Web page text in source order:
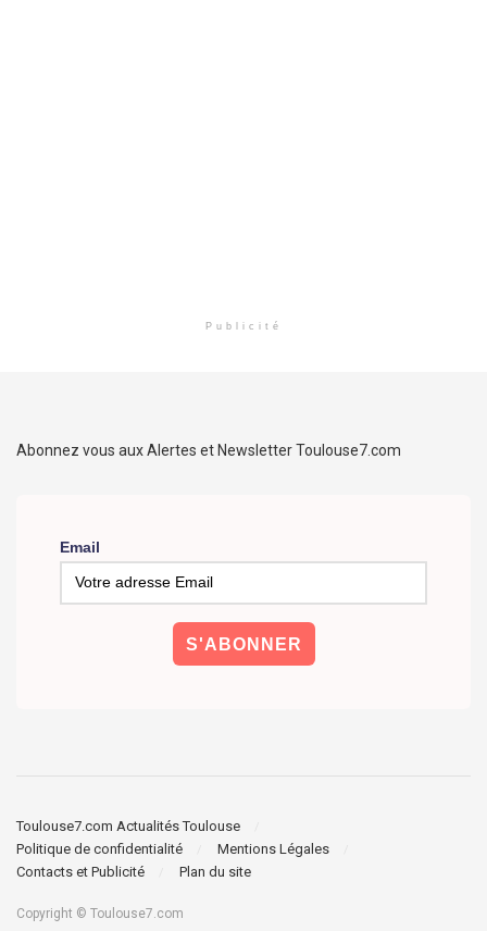
Publicité
Abonnez vous aux Alertes et Newsletter Toulouse7.com
Email
Toulouse7.com Actualités Toulouse
Politique de confidentialité
Mentions Légales
Contacts et Publicité
Plan du site
Copyright © Toulouse7.com